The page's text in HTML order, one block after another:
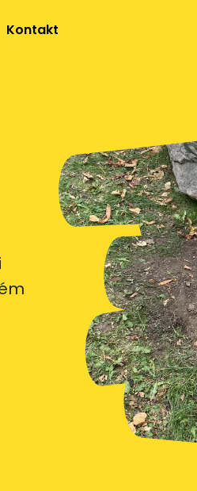
Kontakt